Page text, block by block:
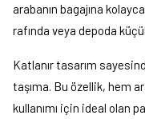
arabanın bagajına
rafında veya depoda
Katlanır tasarım
taşıma. Bu özellik, hem
kullanımı için ideal olan